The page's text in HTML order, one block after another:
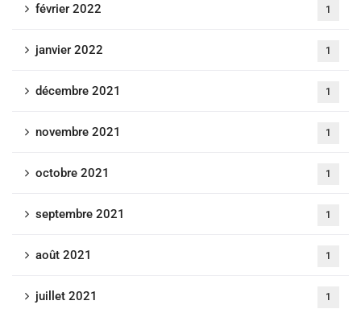
février 2022 1
janvier 2022 1
décembre 2021 1
novembre 2021 1
octobre 2021 1
septembre 2021 1
août 2021 1
juillet 2021 1